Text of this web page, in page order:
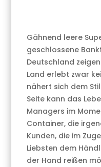
Gähnend leere
geschlossene
Deutschland
Land erlebt zwar
nähert sich dem
Seite kann das
Managers im
Container, die
Kunden, die im
Liebsten dem
der Hand reißen